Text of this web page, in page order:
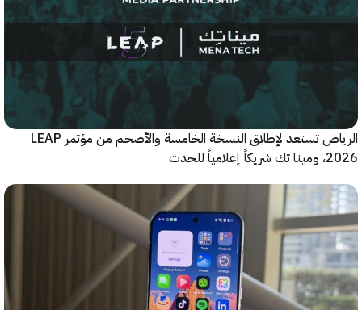
الرياض تستعد لإطلاق النسخة الخامسة والأضخم من مؤتمر LEAP
للحدث